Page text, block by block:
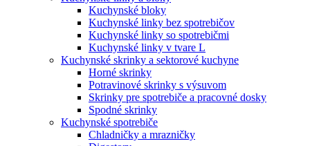
Kuchynské bloky
Kuchynské linky bez spotrebičov
Kuchynské linky so spotrebičmi
Kuchynské linky v tvare L
Kuchynské skrinky a sektorové kuchyne
Horné skrinky
Potravinové skrinky s výsuvom
Skrinky pre spotrebiče a pracovné dosky
Spodné skrinky
Kuchynské spotrebiče
Chladničky a mrazničky